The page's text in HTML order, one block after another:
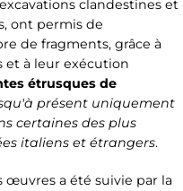
clandestines et
ont permis de
de fragments, grâce à
et à leur exécution
étrusques de
présent uniquement
certaines des plus
italiens et étrangers.
œuvres a été suivie par la